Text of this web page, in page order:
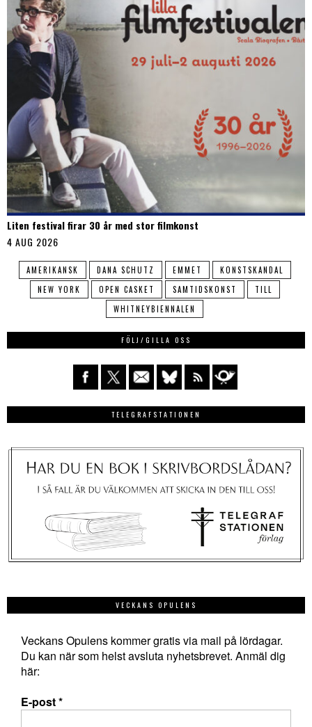
Liten festival firar 30 år med stor filmkonst
4 AUG 2026
AMERIKANSK DANA SCHUTZ EMMET
KONSTSKANDAL
NEW YORK
OPEN CASKET SAMTIDSKONST
TILL
WHITNEYBIENNALEN
FÖLJ/GILLA OSS
TELEGRAFSTATIONEN
VECKANS OPULENS
Veckans Opulens kommer gratis via mail på lördagar.
Du kan när som helst avsluta nyhetsbrevet. Anmäl dig
här:
E-post*